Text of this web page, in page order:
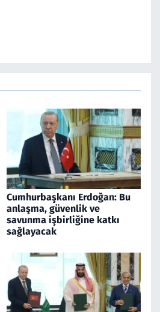
Cumhurbaşkanı Erdoğan: Bu
anlaşma, güvenlik ve
savunma işbirliğine katkı
sağlayacak